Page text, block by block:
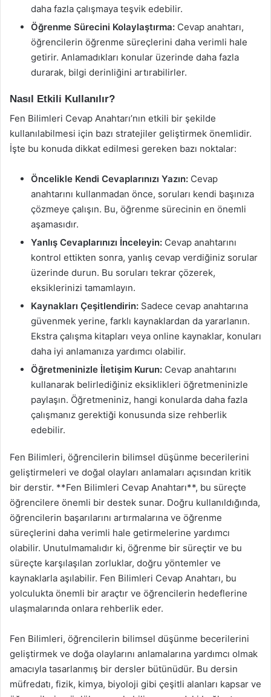
daha fazla çalışmaya teşvik edebilir.
Öğrenme Sürecini Kolaylaştırma: Cevap anahtarı,
öğrencilerin öğrenme süreçlerini daha verimli hale
getirir. Anlamadıkları konular üzerinde daha fazla
durarak, bilgi derinliğini artırabilirler.
Nasıl Etkili Kullanılır?
Fen Bilimleri Cevap Anahtarı’nın etkili bir şekilde
kullanılabilmesi için bazı stratejiler geliştirmek önemlidir.
İşte bu konuda dikkat edilmesi gereken bazı noktalar:
Öncelikle Kendi Cevaplarınızı Yazın: Cevap
anahtarını kullanmadan önce, soruları kendi başınıza
çözmeye çalışın. Bu, öğrenme sürecinin en önemli
aşamasıdır.
Yanlış Cevaplarınızı İnceleyin: Cevap anahtarını
kontrol ettikten sonra, yanlış cevap verdiğiniz sorular
üzerinde durun. Bu soruları tekrar çözerek,
eksiklerinizi tamamlayın.
Kaynakları Çeşitlendirin: Sadece cevap anahtarına
güvenmek yerine, farklı kaynaklardan da yararlanın.
Ekstra çalışma kitapları veya online kaynaklar, konuları
daha iyi anlamanıza yardımcı olabilir.
Öğretmeninizle İletişim Kurun: Cevap anahtarını
kullanarak belirlediğiniz eksiklikleri öğretmeninizle
paylaşın. Öğretmeniniz, hangi konularda daha fazla
çalışmanız gerektiği konusunda size rehberlik
edebilir.
Fen Bilimleri, öğrencilerin bilimsel düşünme becerilerini
geliştirmeleri ve doğal olayları anlamaları açısından kritik
bir derstir. **Fen Bilimleri Cevap Anahtarı**, bu süreçte
öğrencilere önemli bir destek sunar. Doğru kullanıldığında,
öğrencilerin başarılarını artırmalarına ve öğrenme
süreçlerini daha verimli hale getirmelerine yardımcı
olabilir. Unutulmamalıdır ki, öğrenme bir süreçtir ve bu
süreçte karşılaşılan zorluklar, doğru yöntemler ve
kaynaklarla aşılabilir. Fen Bilimleri Cevap Anahtarı, bu
yolculukta önemli bir araçtır ve öğrencilerin hedeflerine
ulaşmalarında onlara rehberlik eder.
Fen Bilimleri, öğrencilerin bilimsel düşünme becerilerini
geliştirmek ve doğa olaylarını anlamalarına yardımcı olmak
amacıyla tasarlanmış bir dersler bütünüdür. Bu dersin
müfredatı, fizik, kimya, biyoloji gibi çeşitli alanları kapsar ve